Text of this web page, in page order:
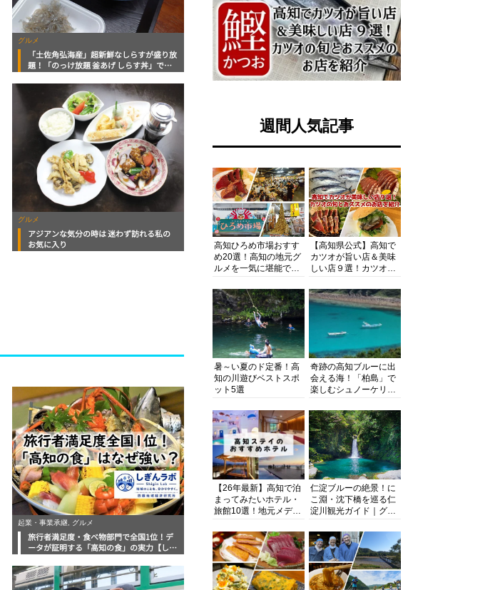
グルメ
「土佐角弘海産」超新鮮なしらすが盛り放
題！「のっけ放題 釜あげ しらす丼」で大
グルメ
アジアンな気分の時は 迷わず訪れる私の
お気に入り
起業・事業承継, グルメ
旅行者満足度・食べ物部門で全国1位！デ
ータが証明する「高知の食」の実力【しぎ
週間人気記事
高知ひろめ市場おすす
め20選！高知の地元グ
ルメを一気に堪能でき
底解剖
【高知県公式】高知で
カツオが旨い店＆美味
しい店９選！カツオの
紹介
暑～い夏のド定番！高
知の川遊びベストスポ
ット5選
奇跡の高知ブルーに出
会える海！「柏島」で
楽しむシュノーケリン
浴にキャンプまで透明
度抜群の海の楽園を徹
底紹介
【26年最新】高知で泊
まってみたいホテル・
旅館10選！地元メディ
厳選
仁淀ブルーの絶景！に
こ淵・沈下橋を巡る仁
淀川観光ガイド｜グル
まで完全網羅！